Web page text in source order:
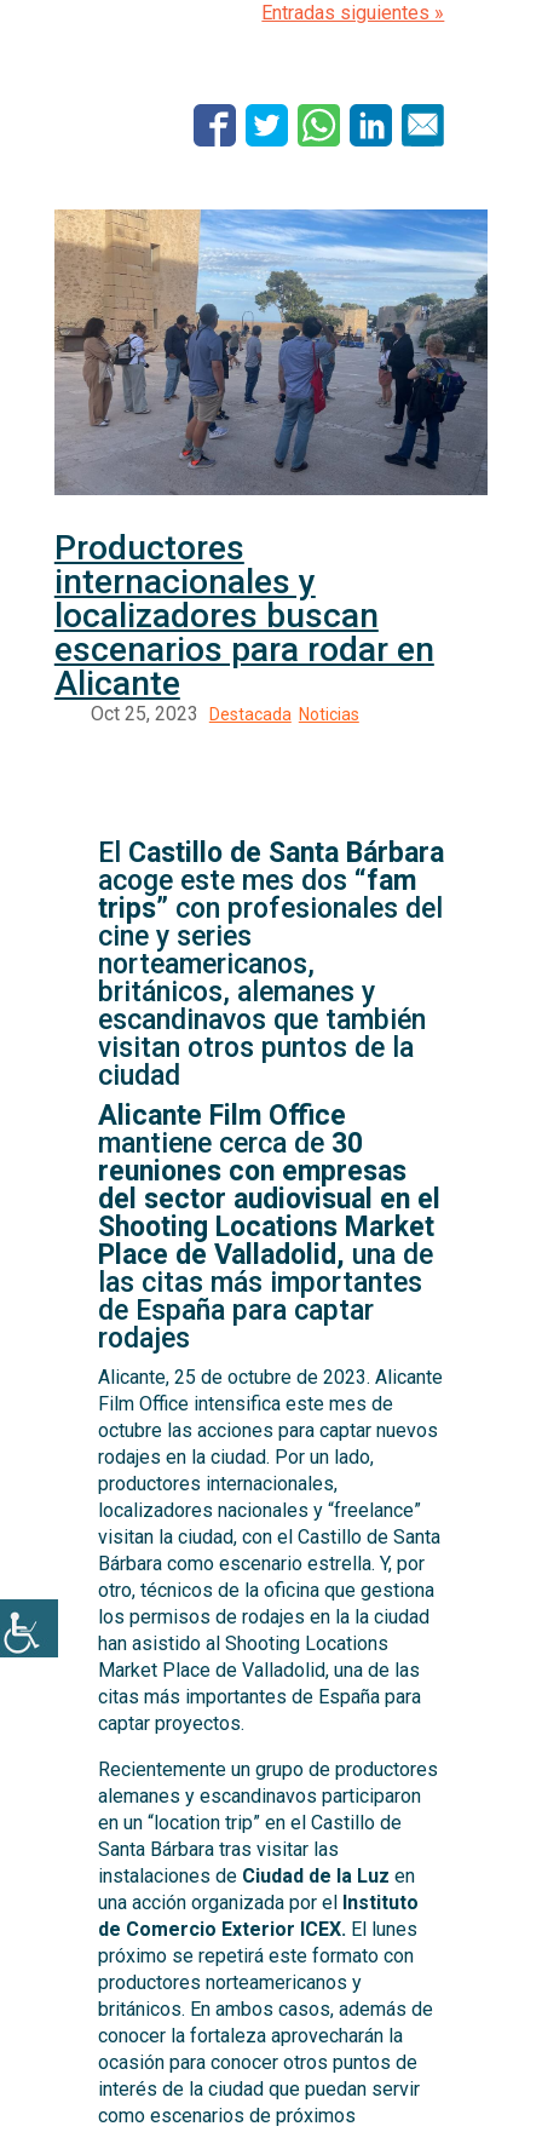
Entradas siguientes »
Productores
internacionales y
localizadores buscan
escenarios para rodar en
Alicante
El Castillo de Santa Bárbara
acoge este mes dos “fam
trips” con profesionales del
cine y series
norteamericanos,
británicos, alemanes y
escandinavos que también
visitan otros puntos de la
ciudad
Alicante Film Office
mantiene cerca de 30
reuniones con empresas
del sector audiovisual en el
Shooting Locations Market
Place de Valladolid, una de
las citas más importantes
de España para captar
rodajes
Alicante, 25 de octubre de 2023. Alicante
Film Office intensifica este mes de
octubre las acciones para captar nuevos
rodajes en la ciudad. Por un lado,
productores internacionales,
localizadores nacionales y “freelance”
visitan la ciudad, con el Castillo de Santa
Bárbara como escenario estrella. Y, por
otro, técnicos de la oficina que gestiona
los permisos de rodajes en la la ciudad
han asistido al Shooting Locations
Market Place de Valladolid, una de las
citas más importantes de España para
captar proyectos.
Recientemente un grupo de productores
alemanes y escandinavos participaron
en un “location trip” en el Castillo de
Santa Bárbara tras visitar las
instalaciones de Ciudad de la Luz en
una acción organizada por el
Instituto
de Comercio Exterior ICEX.El lunes
próximo se repetirá este formato con
productores norteamericanos y
británicos. En ambos casos, además de
conocer la fortaleza aprovecharán la
ocasión para conocer otros puntos de
interés de la ciudad que puedan servir
como escenarios de próximos